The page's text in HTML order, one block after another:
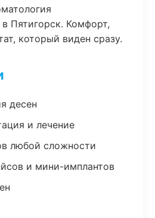
Пятигорск. Комфорт,
который виден сразу.
десен
и лечение
любой сложности
и мини-имплантов